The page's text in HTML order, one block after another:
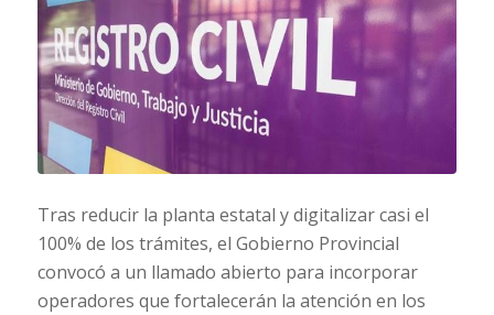
Tras reducir la planta estatal y digitalizar casi el
100% de los trámites, el Gobierno Provincial
convocó a un llamado abierto para incorporar
operadores que fortalecerán la atención en los